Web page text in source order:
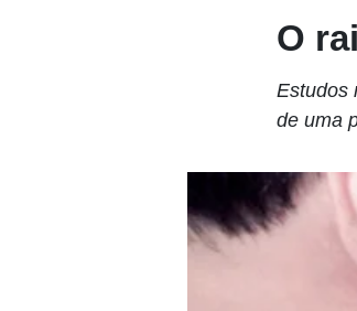
O
Estudos
de uma